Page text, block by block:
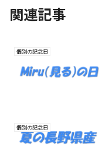
関連記事
個別の記念日
個別の記念日